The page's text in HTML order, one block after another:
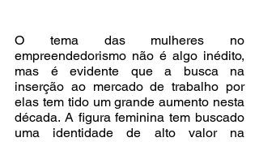
O tema das mulheres no
empreendedorismo não é algo inédito,
mas é evidente que a busca na
inserção ao mercado de trabalho por
elas tem tido um grande aumento nesta
década. A figura feminina tem buscado
uma identidade de alto valor na